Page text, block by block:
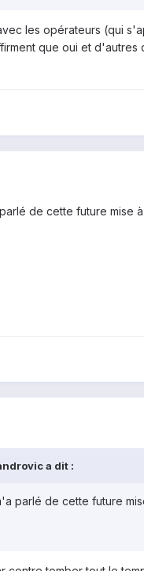
les opérateurs (qui
que oui et
de cette future mise
a dit :
parlé de cette future